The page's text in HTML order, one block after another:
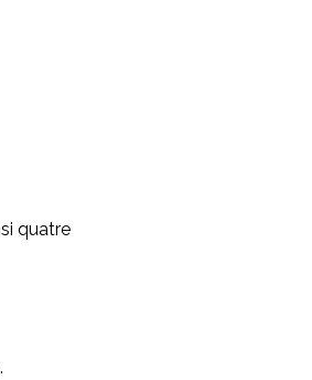
quatre